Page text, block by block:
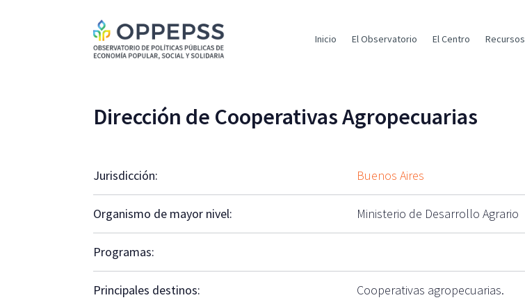
Inicio El Observatorio El Centro Recursos
Dirección de Cooperativas Agropecuarias
Jurisdicción: Buenos Aires
Organismo de mayor nivel: Ministerio de Desarrollo Agrario
Programas:
Principales destinos: Cooperativas agropecuarias.